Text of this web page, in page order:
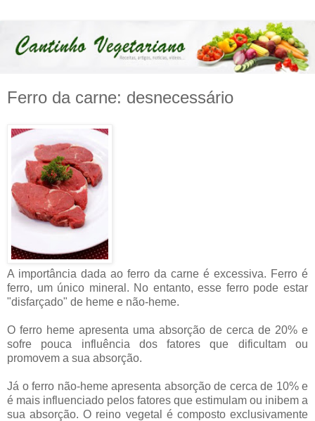
Ferro da carne: desnecessário
A importância dada ao ferro da carne é excessiva. Ferro é
ferro, um único mineral. No entanto, esse ferro pode estar
"disfarçado" de heme e não-heme.
O ferro heme apresenta uma absorção de cerca de 20% e
sofre pouca influência dos fatores que dificultam ou
promovem a sua absorção.
Já o ferro não-heme apresenta absorção de cerca de 10% e
é mais influenciado pelos fatores que estimulam ou inibem a
sua absorção. O reino vegetal é composto exclusivamente